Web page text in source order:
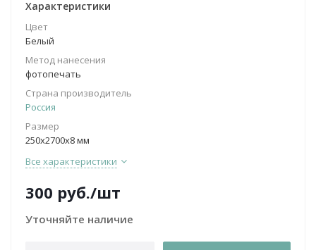
Характеристики
Цвет
Белый
Метод нанесения
фотопечать
Страна производитель
Россия
Размер
250х2700х8 мм
Все характеристики
300 руб./шт
Уточняйте наличие